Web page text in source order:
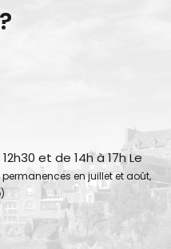
et de 14h à 17h Le
en juillet et août,